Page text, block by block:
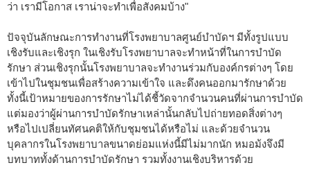
ว่า เรามีโอกาส เราน่าจะทำเพื่อสังคมบ้าง"
ปัจจุบันลักษณะการทำงานที่โรงพยาบาลศูนย์บำบัดฯ มีทั้งรูปแบบ
เชิงรับและเชิงรุก ในเชิงรับโรงพยาบาลจะทำหน้าที่ในการบำบัด
รักษา ส่วนเชิงรุกนั้นโรงพยาบาลจะทำงานร่วมกับองค์กรต่างๆ โดย
เข้าไปในชุมชนเพื่อสร้างความเข้าใจ และดึงคนออกมารักษาด้วย
ทั้งนี้เป้าหมายของการรักษาไม่ได้ชี้วัดจากจำนวนคนที่ผ่านการบำบัด
แต่มองว่าผู้ผ่านการบำบัดรักษาเหล่านั้นกลับไปถ่ายทอดสิ่งต่างๆ
หรือไปเปลี่ยนทัศนคติให้กับชุมชนได้หรือไม่ และด้วยจำนวน
บุคลากรในโรงพยาบาลขนาดย่อมแห่งนี้มีไม่มากนัก หมอม้งจึงมี
บทบาททั้งด้านการบำบัดรักษา รวมทั้งงานเชิงบริหารด้วย